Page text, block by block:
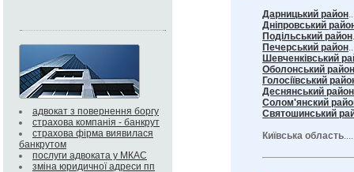
адвокат з повернення боргу
страхова компанія - банкрут
страхова фірма виявилася
банкрутом
послуги адвоката у МКАС
зміна юридичної адреси пп
Дарницький район
Дніпровський
Подільський район
Печерський район
Шевченківський
Оболонський район
Голосіївський
Деснянський район
Солом'янский
Святошинський
Київська область